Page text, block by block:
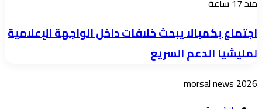
من
؟؟
يبحث
خلافات
الواجهة
اجتماع بكمبالا يبحث خلافات داخل الواجهة الإعلامية
لمليشيا الدعم السريع
morsal news 2026